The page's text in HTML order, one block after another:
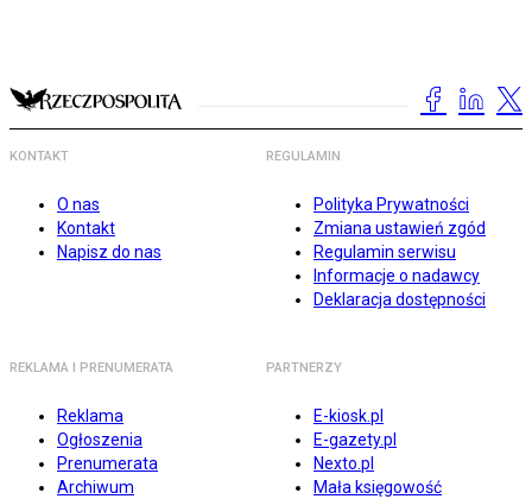
KONTAKT
O nas
Kontakt
Napisz do nas
REGULAMIN
Polityka Prywatności
Zmiana ustawień zgód
Regulamin serwisu
Informacje o nadawcy
Deklaracja dostępności
REKLAMA I PRENUMERATA
Reklama
Ogłoszenia
Prenumerata
Archiwum
PARTNERZY
E-kiosk.pl
E-gazety.pl
Nexto.pl
Mała księgowość